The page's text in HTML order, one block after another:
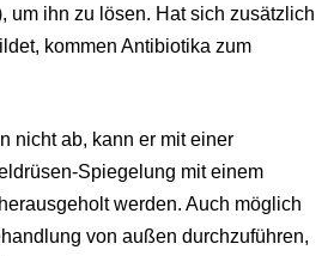
um ihn zu lösen. Hat sich zusätzlich
kommen Antibiotika zum
nicht ab, kann er mit einer
Spiegelung mit einem
werden. Auch möglich
von außen durchzuführen,